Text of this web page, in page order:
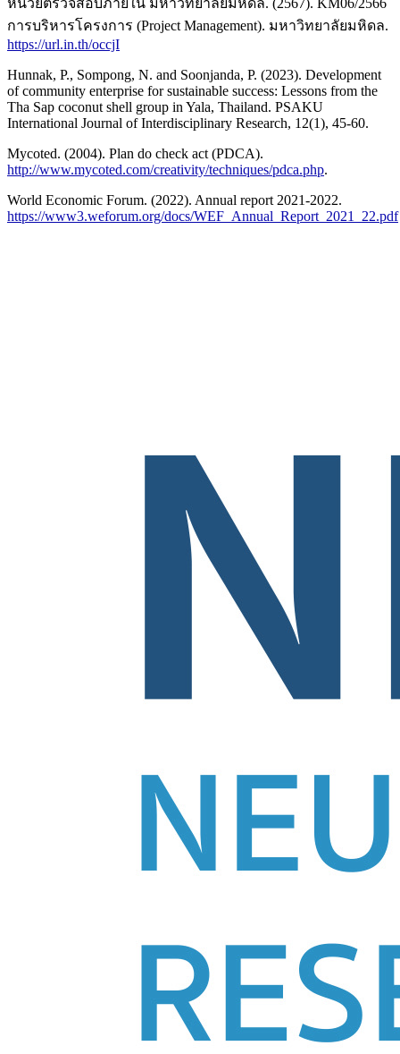
หน่วยตรวจสอบภายใน มหาวิทยาลัยมหิดล. (2567). KM06/2566
การบริหารโครงการ (Project Management). มหาวิทยาลัยมหิดล.
https://url.in.th/occjI
Hunnak, P., Sompong, N. and Soonjanda, P. (2023). Development
of community enterprise for sustainable success: Lessons from the
Tha Sap coconut shell group in Yala, Thailand. PSAKU
International Journal of Interdisciplinary Research, 12(1), 45-60.
Mycoted. (2004). Plan do check act (PDCA).
http://www.mycoted.com/creativity/techniques/pdca.php.
World Economic Forum. (2022). Annual report 2021-2022.
https://www3.weforum.org/docs/WEF_Annual_Report_2021_22.pdf